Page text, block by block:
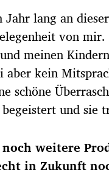
Jahr lang an
von
meinen
aber kein
schöne
und sie
weitere
in Zukunft